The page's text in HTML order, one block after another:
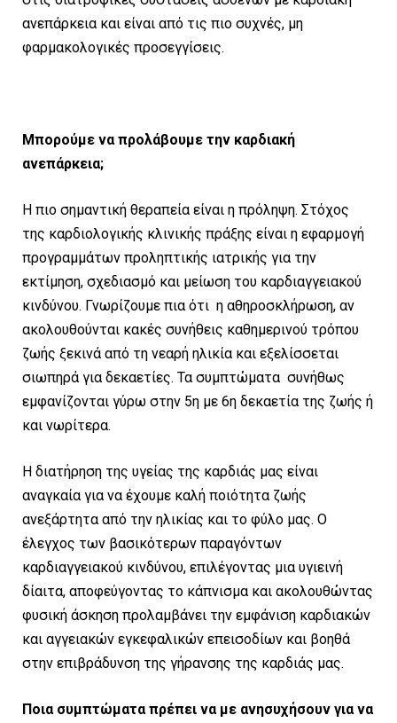
ανεπάρκεια και είναι από τις πιο συχνές, μη
φαρμακολογικές προσεγγίσεις.
Μπορούμε να προλάβουμε την καρδιακή
ανεπάρκεια;
Η πιο σημαντική θεραπεία είναι η πρόληψη. Στόχος
της καρδιολογικής κλινικής πράξης είναι η εφαρμογή
προγραμμάτων προληπτικής ιατρικής για την
εκτίμηση, σχεδιασμό και μείωση του καρδιαγγειακού
κινδύνου. Γνωρίζουμε πια ότι η αθηροσκλήρωση, αν
ακολουθούνται κακές συνήθεις καθημερινού τρόπου
ζωής ξεκινά από τη νεαρή ηλικία και εξελίσσεται
σιωπηρά για δεκαετίες. Τα συμπτώματα συνήθως
εμφανίζονται γύρω στην 5η με 6η δεκαετία της ζωής ή
και νωρίτερα.
Η διατήρηση της υγείας της καρδιάς μας είναι
αναγκαία για να έχουμε καλή ποιότητα ζωής
ανεξάρτητα από την ηλικίας και το φύλο μας. Ο
έλεγχος των βασικότερων παραγόντων
καρδιαγγειακού κινδύνου, επιλέγοντας μια υγιεινή
δίαιτα, αποφεύγοντας το κάπνισμα και ακολουθώντας
φυσική άσκηση προλαμβάνει την εμφάνιση καρδιακών
και αγγειακών εγκεφαλικών επεισοδίων και βοηθά
στην επιβράδυνση της γήρανσης της καρδιάς μας.
Ποια συμπτώματα πρέπει να με ανησυχήσουν για να